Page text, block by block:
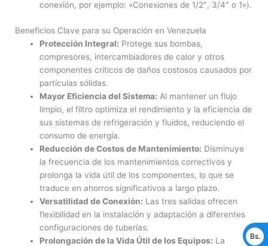
conexión, por ejemplo: «Conexiones de 1/2″, 3/4″ o 1»).
Beneficios Clave para su Operación en Venezuela
Protección Integral: Protege sus bombas,
compresores, intercambiadores de calor y otros
componentes críticos de daños costosos causados por
partículas sólidas.
Mayor Eficiencia del Sistema: Al mantener un flujo
limpio, el filtro optimiza el rendimiento y la eficiencia de
sus sistemas de refrigeración y fluidos, reduciendo el
consumo de energía.
Reducción de Costos de Mantenimiento: Disminuye
la frecuencia de los mantenimientos correctivos y
prolonga la vida útil de los componentes, lo que se
traduce en ahorros significativos a largo plazo.
Versatilidad de Conexión: Las tres salidas ofrecen
flexibilidad en la instalación y adaptación a diferentes
configuraciones de tuberías.
Prolongación de la Vida Útil de los Equipos: La
Bs.